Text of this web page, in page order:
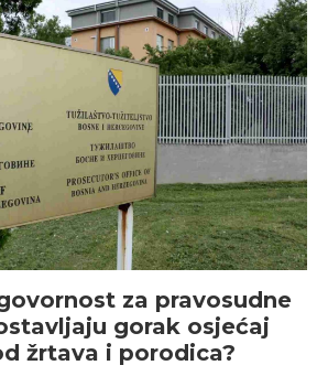
za pravosudne
gorak osjećaj
žrtava i porodica?